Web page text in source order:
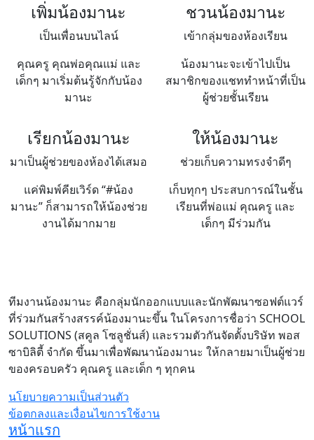
เพิ่มน้องมานะ
เป็นเพื่อนบนไลน์
คุณครู คุณพ่อคุณแม่ และ
เด็กๆ มาเริ่มต้นรู้จักกับน้อง
มานะ
ชวนน้องมานะ
เข้ากลุ่มของห้องเรียน
น้องมานะจะเข้าไปเป็น
สมาชิกของแชททำหน้าที่เป็น
ผู้ช่วยชั้นเรียน
เรียกน้องมานะ
มาเป็นผู้ช่วยของห้องได้เสมอ
แค่พิมพ์คียเวิร์ด “#น้อง
มานะ” ก็สามารถให้น้องช่วย
งานได้มากมาย
ให้น้องมานะ
ช่วยเก็บความทรงจำดีๆ
เก็บทุกๆ ประสบการณ์ในชั้น
เรียนที่พ่อแม่ คุณครู และ
เด็กๆ มีร่วมกัน
ทีมงานน้องมานะ คือกลุ่มนักออกแบบและนักพัฒนาซอฟต์แวร์
ที่ร่วมกันสร้างสรรค์น้องมานะขึ้น ในโครงการชื่อว่า SCHOOL
SOLUTIONS (สคูล โซลูชั่นส์) และรวมตัวกันจัดตั้งบริษัท พอส
ซาบิลิตี้ จำกัด ขึ้นมาเพื่อพัฒนาน้องมานะ ให้กลายมาเป็นผู้ช่วย
ของครอบครัว คุณครู และเด็ก ๆ ทุกคน
นโยบายความเป็นส่วนตัว
ข้อตกลงและเงื่อนไขการใช้งาน
หน้าแรก